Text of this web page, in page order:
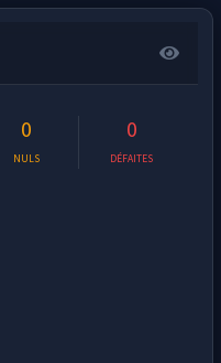
0
NULS
0
DÉFAITES